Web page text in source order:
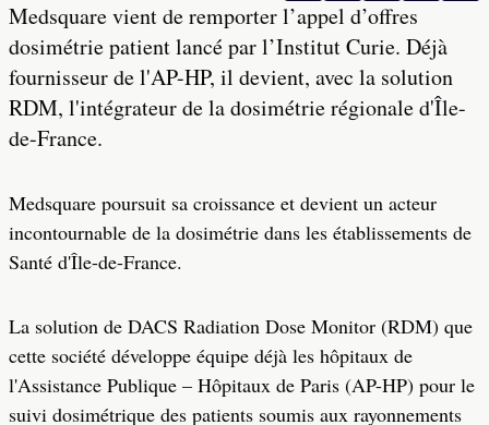
Medsquare vient de remporter l’appel d’offres
dosimétrie patient lancé par l’Institut Curie. Déjà
fournisseur de l'AP-HP, il devient, avec la solution
RDM, l'intégrateur de la dosimétrie régionale d'Île-
de-France.
Medsquare poursuit sa croissance et devient un acteur
incontournable de la dosimétrie dans les établissements de
Santé d'Île-de-France.
La solution de DACS Radiation Dose Monitor (RDM) que
cette société développe équipe déjà les hôpitaux de
l'Assistance Publique – Hôpitaux de Paris (AP-HP) pour le
suivi dosimétrique des patients soumis aux rayonnements